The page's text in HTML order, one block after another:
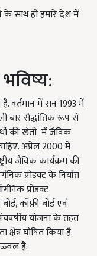
के साथ ही हमारे देश में
वर्तमान में सन 1993 में
बार सैद्धांतिक रूप से
की खेती में जैविक
अप्रेल 2000 में
जैविक कार्यक्रम की
प्रोडक्ट के निर्यात
प्रोडक्ट
कॉफ़ी बोर्ड एवं
योजना के तहत
क्षेत्र घोषित किया है.
है.